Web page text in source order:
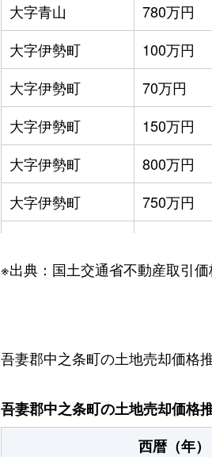
大字青山
780万円
大字伊勢町
100万円
大字伊勢町
70万円
大字伊勢町
150万円
大字伊勢町
800万円
大字伊勢町
750万円
大字伊勢町
1,100万円
大字入山
11万円
大字入山
6万円
※出典：国土交通省不動産取引価
吾妻郡中之条町の土地売却価格推
吾妻郡中之条町の土地売却価格
西暦（年）